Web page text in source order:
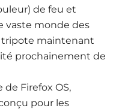
de feu et
vaste monde des
maintenant
prochainement de
Firefox OS,
pour les